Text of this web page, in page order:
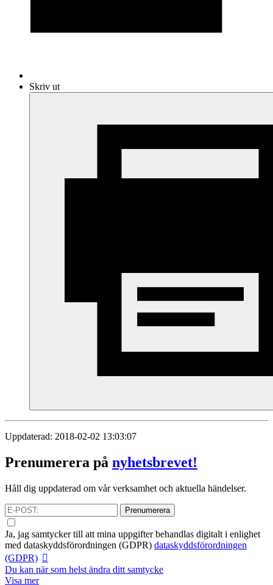
Skriv ut
Uppdaterad: 2018-02-02 13:03:07
Prenumerera på nyhetsbrevet!
Håll dig uppdaterad om vår verksamhet och aktuella händelser.
Prenumerera
Ja, jag samtycker till att mina uppgifter behandlas digitalt i enlighet
med dataskyddsförordningen (GDPR) dataskyddsförordningen
(GDPR)
Du kan när som helst ändra ditt samtycke
Visa mer